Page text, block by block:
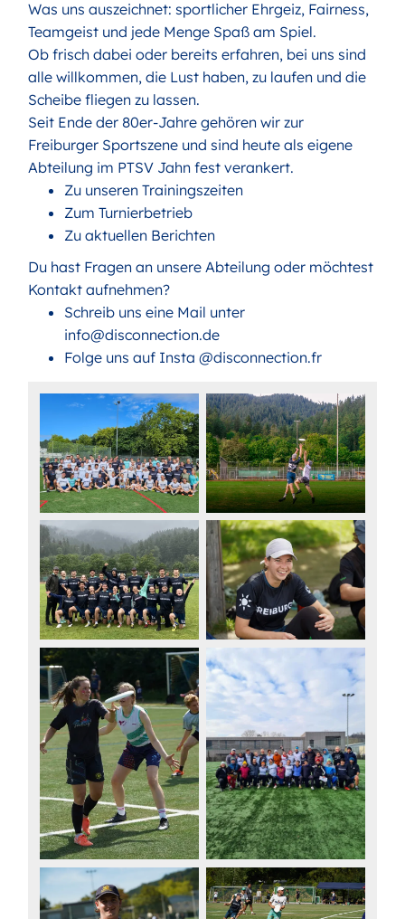
Was uns auszeichnet: sportlicher Ehrgeiz, Fairness,
Teamgeist und jede Menge Spaß am Spiel.
Ob frisch dabei oder bereits erfahren, bei uns sind
alle willkommen, die Lust haben, zu laufen und die
Scheibe fliegen zu lassen.
Seit Ende der 80er-Jahre gehören wir zur
Freiburger Sportszene und sind heute als eigene
Abteilung im PTSV Jahn fest verankert.
Zu unseren Trainingszeiten
Zum Turnierbetrieb
Zu aktuellen Berichten
Du hast Fragen an unsere Abteilung oder möchtest
Kontakt aufnehmen?
Schreib uns eine Mail unter
info@disconnection.de
Folge uns auf Insta @disconnection.fr